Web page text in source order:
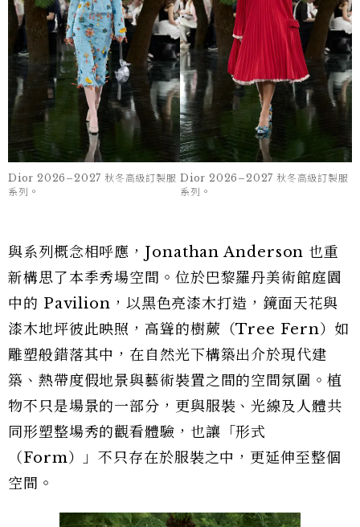
Dior 2026–2027 秋冬高級訂製服
系列。
Dior 2026–2027 秋冬高級訂製服
系列。
與系列概念相呼應，Jonathan Anderson 也重
新構思了本季秀場空間。位於巴黎羅丹美術館庭園
中的 Pavilion，以黑色亮漆木打造，鏡面天花與
漆木地坪彼此映照，高聳的樹蕨（Tree Fern）如
雕塑般錯落其中，在自然光下構築出介於現代建
築、熱帶度假地景與藝術裝置之間的空間氛圍。植
物不只是場景的一部分，更與服裝、光線及人體共
同形塑整場秀的觀看體驗，也讓「形式
（Form）」不只存在於服裝之中，更延伸至整個
空間。